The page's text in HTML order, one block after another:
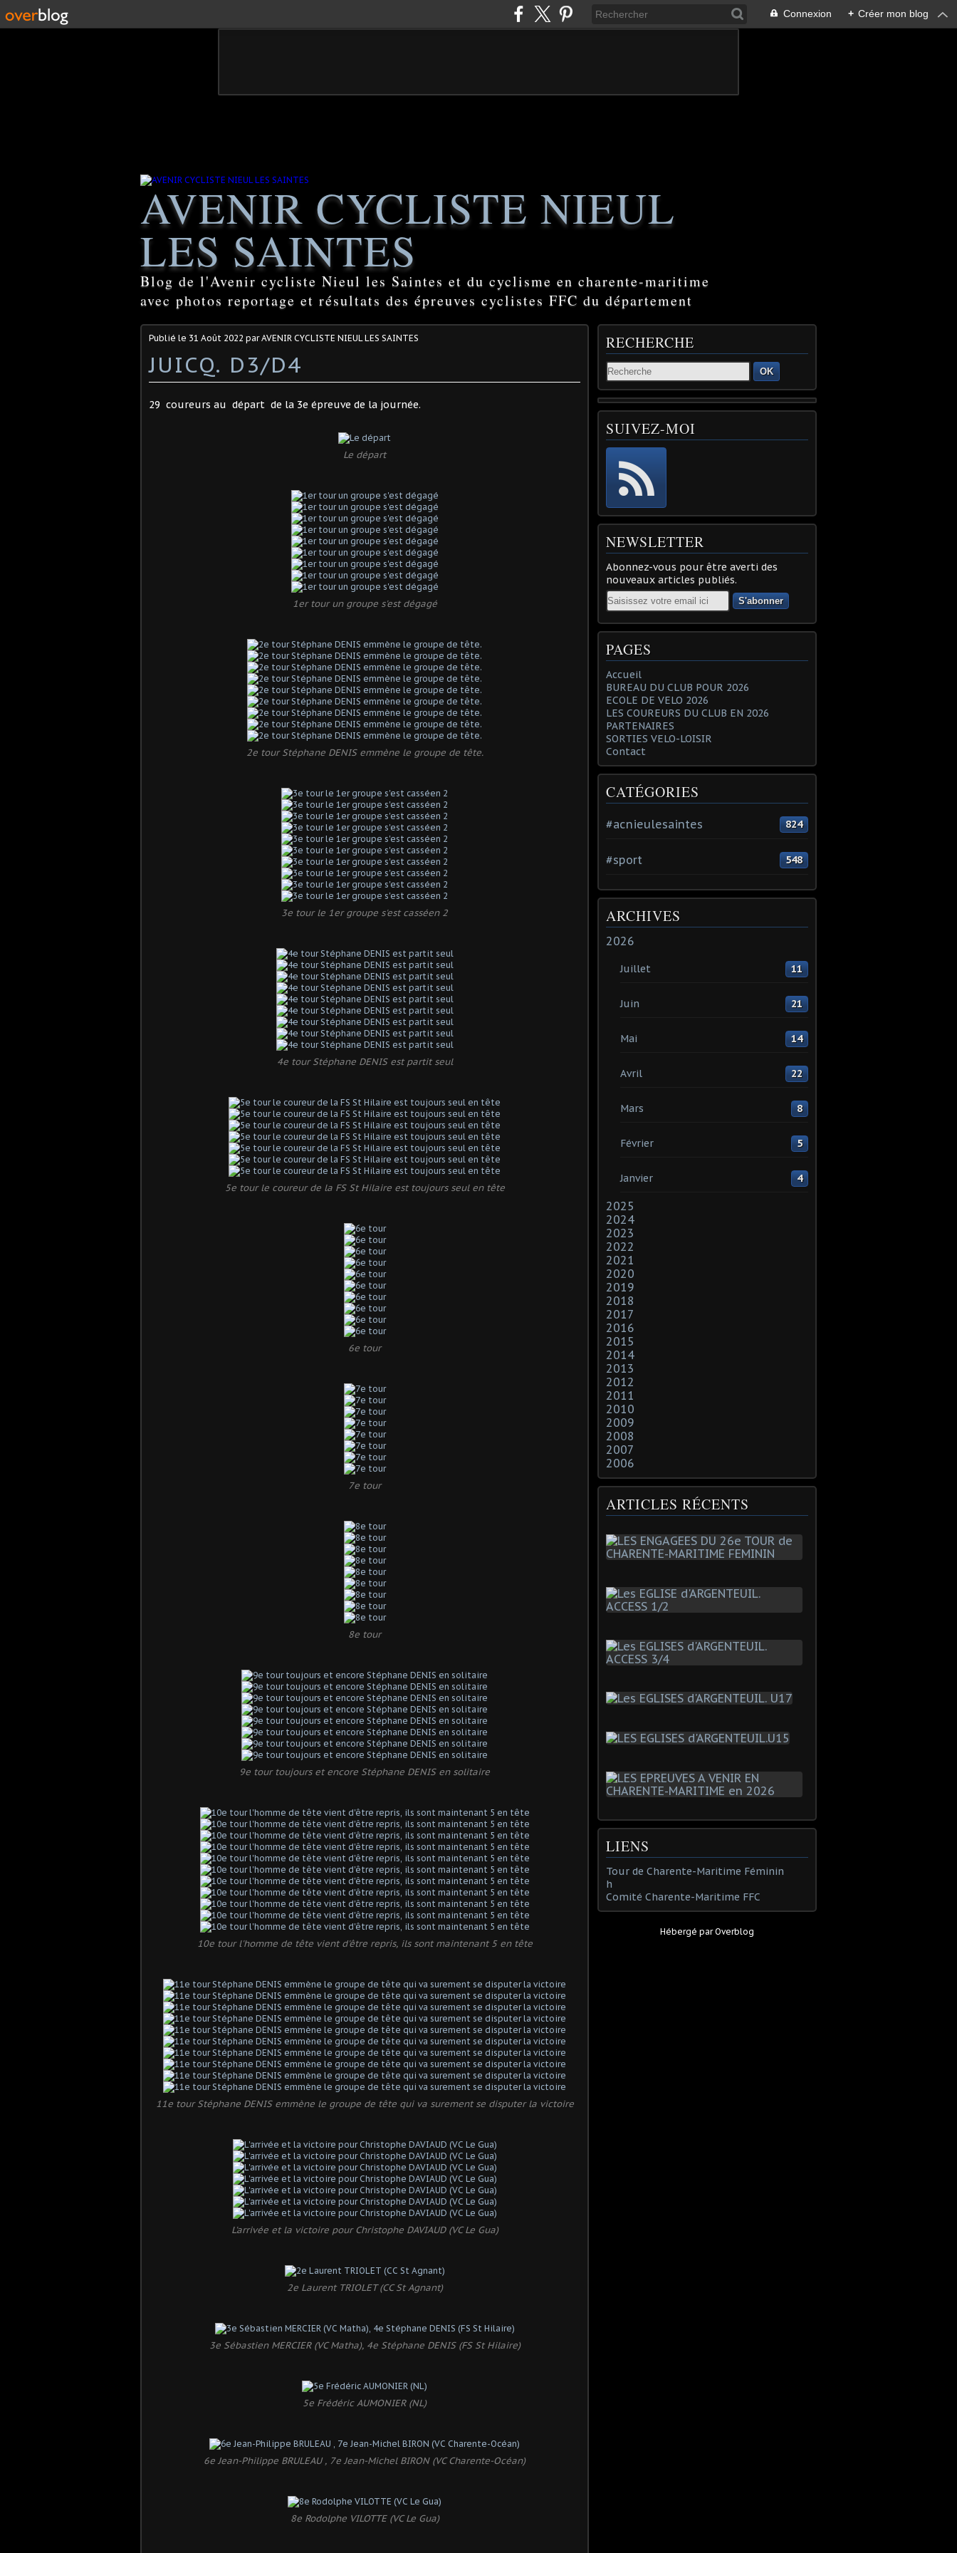
Connexion + Créer mon blog
AVENIR CYCLISTE NIEUL
LES SAINTES
Blog de l'Avenir cycliste Nieul les Saintes et du cyclisme en charente-maritime
avec photos reportage et résultats des épreuves cyclistes FFC du département
Publié le 31 Août 2022 par AVENIR CYCLISTE NIEUL LES SAINTES
JUICQ. D3/D4
29 coureurs au départ de la 3e épreuve de la journée.
Le départ
1er tour un groupe s'est dégagé
2e tour Stéphane DENIS emmène le groupe de tête.
3e tour le 1er groupe s'est casséen 2
4e tour Stéphane DENIS est partit seul
5e tour le coureur de la FS St Hilaire est toujours seul en tête
6e tour
7e tour
8e tour
9e tour toujours et encore Stéphane DENIS en solitaire
10e tour l'homme de tête vient d'être repris, ils sont maintenant 5 en tête
11e tour Stéphane DENIS emmène le groupe de tête qui va surement se disputer la victoire
L'arrivée et la victoire pour Christophe DAVIAUD (VC Le Gua)
2e Laurent TRIOLET (CC St Agnant)
3e Sébastien MERCIER (VC Matha), 4e Stéphane DENIS (FS St Hilaire)
5e Frédéric AUMONIER (NL)
6e Jean-Philippe BRULEAU , 7e Jean-Michel BIRON (VC Charente-Océan)
8e Rodolphe VILOTTE (VC Le Gua)
RECHERCHE
OK
SUIVEZ-MOI
NEWSLETTER
Abonnez-vous pour être averti des
nouveaux articles publiés.
Email
PAGES
Accueil
BUREAU DU CLUB POUR 2026
ECOLE DE VELO 2026
LES COUREURS DU CLUB EN 2026
PARTENAIRES
SORTIES VELO-LOISIR
Contact
CATÉGORIES
#acnieulesaintes 824
#sport 548
ARCHIVES
2026
Juillet 11
Juin 21
Mai 14
Avril 22
Mars 8
Février 5
Janvier 4
2025
2024
2023
2022
2021
2020
2019
2018
2017
2016
2015
2014
2013
2012
2011
2010
2009
2008
2007
2006
ARTICLES RÉCENTS
LIENS
Tour de Charente-Maritime Féminin
h
Comité Charente-Maritime FFC
Hébergé parOverblog